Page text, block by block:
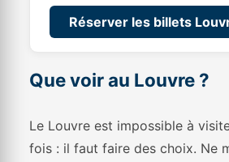
Réserver les billets
Que voir au Louvre ?
Le Louvre est impossible à
fois : il faut faire des choix. Ne